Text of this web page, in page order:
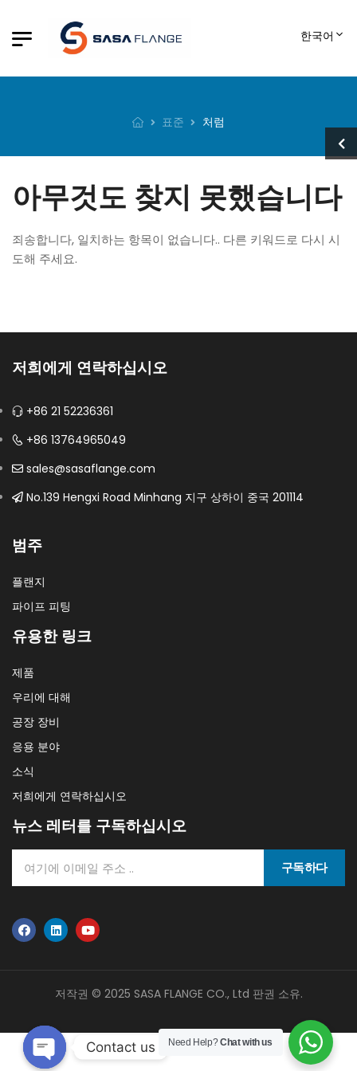
한국어
표준 처럼
아무것도 찾지 못했습니다
죄송합니다, 일치하는 항목이 없습니다.. 다른 키워드로 다시 시
도해 주세요.
저희에게 연락하십시오
+86 21 52236361
+86 13764965049
sales@sasaflange.com
No.139 Hengxi Road Minhang 지구 상하이 중국 201114
범주
플랜지
파이프 피팅
유용한 링크
제품
우리에 대해
공장 장비
응용 분야
소식
저희에게 연락하십시오
뉴스 레터를 구독하십시오
구독하다
저작권 © 2025 SASA FLANGE CO., Ltd 판권 소유.
Need Help?Chat with us
Contact us